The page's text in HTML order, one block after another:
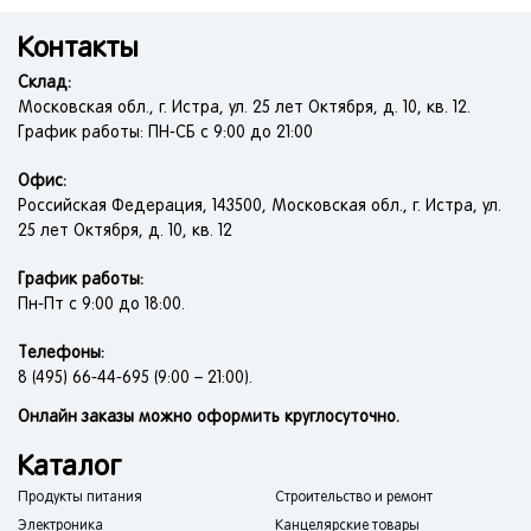
Engy
ExeGate
Fenix
Galant
Gauss
In Home
Kranz
Lamper
Lucia
Контакты
Склад:
Московская обл., г. Истра, ул. 25 лет Октября, д. 10, кв. 12.
График работы: ПН-СБ с 9:00 до 21:00
Офис:
Российская Федерация, 143500, Московская обл., г. Истра, ул.
25 лет Октября, д. 10, кв. 12
График работы:
Пн-Пт с 9:00 до 18:00.
Телефоны:
8 (495) 66-44-695 (9:00 – 21:00).
Онлайн заказы можно оформить круглосуточно.
Каталог
Продукты питания
Строительство и ремонт
Электроника
Канцелярские товары